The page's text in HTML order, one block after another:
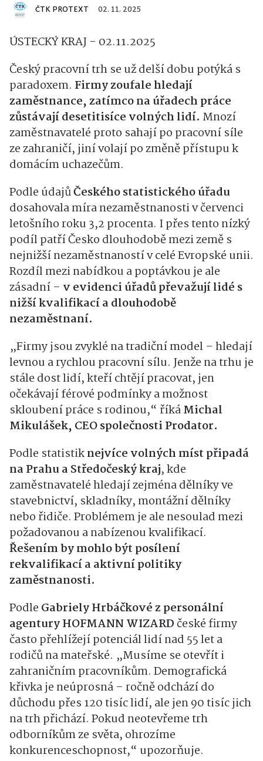
ČTK PROTEXT 02. 11. 2025
ÚSTECKÝ KRAJ - 02.11.2025
Český pracovní trh se už delší dobu potýká s
paradoxem. Firmy zoufale hledají
zaměstnance, zatímco na úřadech práce
zůstávají desetitisíce volných lidí. Mnozí
zaměstnavatelé proto sahají po pracovní síle
ze zahraničí, jiní volají po změně přístupu k
domácím uchazečům.
Podle údajůČeského statistického úřadu
dosahovala míra nezaměstnanosti v červenci
letošního roku 3,2 procenta. I přes tento nízký
podíl patří Česko dlouhodobě mezi země s
nejnižší nezaměstnaností v celé Evropské unii.
Rozdíl mezi nabídkou a poptávkou je ale
zásadní – v evidenci úřadů převažují lidé s
nižší kvalifikací a dlouhodobě
nezaměstnaní.
„Firmy jsou zvyklé na tradiční model – hledají
levnou a rychlou pracovní sílu. Jenže na trhu je
stále dost lidí, kteří chtějí pracovat, jen
očekávají férové podmínky a možnost
skloubení práce s rodinou,“ říkáMichal
Mikulášek, CEO společnosti Prodator.
Podle statistiknejvíce volných míst připadá
na Prahu a Středočeský kraj, kde
zaměstnavatelé hledají zejména dělníky ve
stavebnictví, skladníky, montážní dělníky
nebo řidiče. Problémem je ale nesoulad mezi
požadovanou a nabízenou kvalifikací.
Řešením by mohlo být posílení
rekvalifikací a aktivní politiky
zaměstnanosti.
Podle Gabriely Hrbáčkové z personální
agentury HOFMANN WIZARD české firmy
často přehlížejí potenciál lidí nad 55 let a
rodičů na mateřské. „Musíme se otevřít i
zahraničním pracovníkům. Demografická
křivka je neúprosná – ročně odchází do
důchodu přes 120 tisíc lidí, ale jen 90 tisíc jich
na trh přichází. Pokud neotevřeme trh
odborníkům ze světa, ohrozíme
konkurenceschopnost,“ upozorňuje.